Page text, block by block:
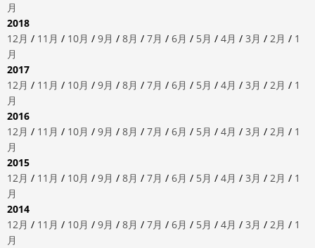
月
2018
12月 / 11月 / 10月 / 9月 / 8月 / 7月 / 6月 / 5月 / 4月 / 3月 / 2月 / 1
月
2017
12月 / 11月 / 10月 / 9月 / 8月 / 7月 / 6月 / 5月 / 4月 / 3月 / 2月 / 1
月
2016
12月 / 11月 / 10月 / 9月 / 8月 / 7月 / 6月 / 5月 / 4月 / 3月 / 2月 / 1
月
2015
12月 / 11月 / 10月 / 9月 / 8月 / 7月 / 6月 / 5月 / 4月 / 3月 / 2月 / 1
月
2014
12月 / 11月 / 10月 / 9月 / 8月 / 7月 / 6月 / 5月 / 4月 / 3月 / 2月 / 1
月